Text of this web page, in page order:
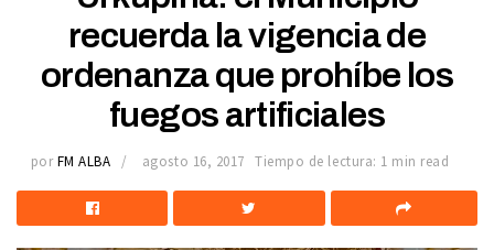
recuerda la vigencia de
ordenanza que prohíbe los
fuegos artificiales
por FM ALBA agosto 16, 2017 Tiempo de lectura: 1 min read